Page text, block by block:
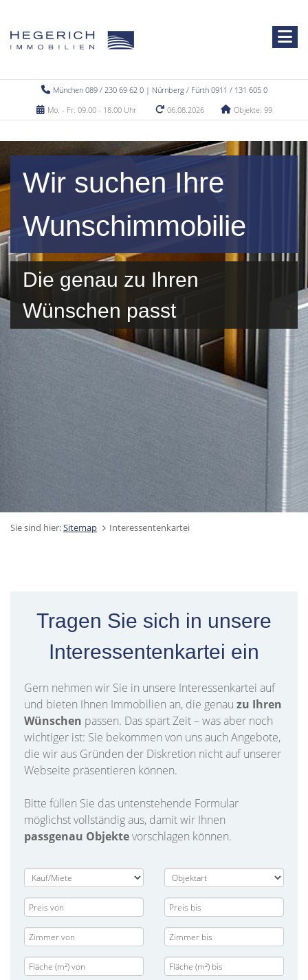
München 089 / 230 69 62 0 | Nürnberg / Fürth 0911 / 131 605 0
Mo. - Fr. 09.00 - 18.00 Uhr
06.08.2026 Objekte: 99
Wir suchen Ihre
Wunschimmobilie
Die genau zu Ihren
Wünschen passt
Sie sind hier:Sitemap Interessentenkartei
Tragen Sie sich in unsere
Interessentenkartei ein
Gern nehmen wir Sie in unsere Interessenkartei auf
und bieten Ihnen Immobilien an, die genau zu Ihren
Wünschen passen. Das spart Zeit – was aber noch
wichtiger ist: Sie bekommen von uns auch Angebote,
die wir aus Gründen der Diskretion nicht auf unserer
Webseite präsentieren können.
Bitte füllen Sie das untenstehende Formular
möglichst vollständig aus, damit wir Ihnen
passgenau Objektevorschlagen können.